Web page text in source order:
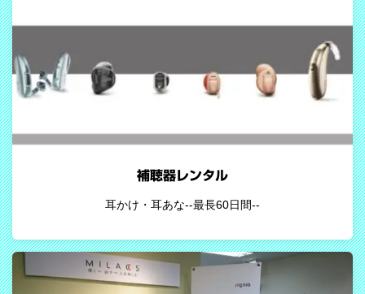
補聴器レンタル
耳かけ・耳あな--最長60日間--